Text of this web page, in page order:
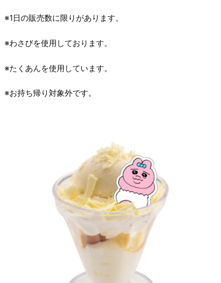
※1日の販売数に限りがあります。
※わさびを使用しております。
※たくあんを使用しています。
※お持ち帰り対象外です。